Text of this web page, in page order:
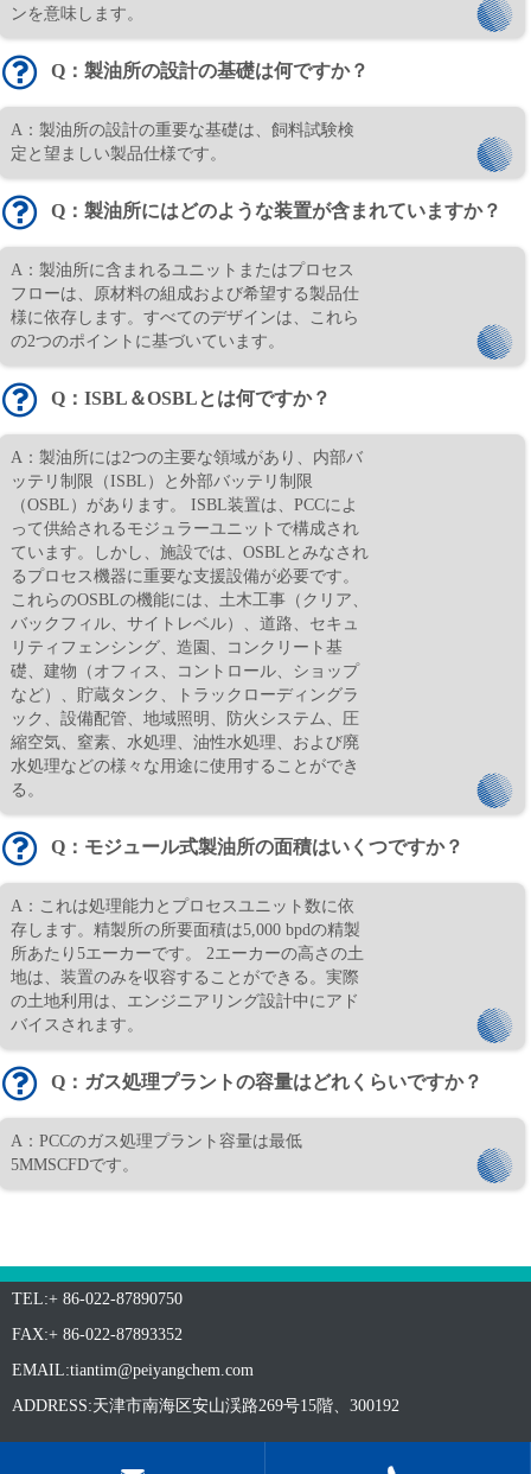
ンを意味します。
Q：製油所の設計の基礎は何ですか？
A：製油所の設計の重要な基礎は、飼料試験検
定と望ましい製品仕様です。
Q：製油所にはどのような装置が含まれていますか？
A：製油所に含まれるユニットまたはプロセス
フローは、原材料の組成および希望する製品仕
様に依存します。すべてのデザインは、これら
の2つのポイントに基づいています。
Q：ISBL＆OSBLとは何ですか？
A：製油所には2つの主要な領域があり、内部バ
ッテリ制限（ISBL）と外部バッテリ制限
（OSBL）があります。 ISBL装置は、PCCによ
って供給されるモジュラーユニットで構成され
ています。しかし、施設では、OSBLとみなされ
るプロセス機器に重要な支援設備が必要です。
これらのOSBLの機能には、土木工事（クリア、
バックフィル、サイトレベル）、道路、セキュ
リティフェンシング、造園、コンクリート基
礎、建物（オフィス、コントロール、ショップ
など）、貯蔵タンク、トラックローディングラ
ック、設備配管、地域照明、防火システム、圧
縮空気、窒素、水処理、油性水処理、および廃
水処理などの様々な用途に使用することができ
る。
Q：モジュール式製油所の面積はいくつですか？
A：これは処理能力とプロセスユニット数に依
存します。精製所の所要面積は5,000 bpdの精製
所あたり5エーカーです。 2エーカーの高さの土
地は、装置のみを収容することができる。実際
の土地利用は、エンジニアリング設計中にアド
バイスされます。
Q：ガス処理プラントの容量はどれくらいですか？
A：PCCのガス処理プラント容量は最低
5MMSCFDです。
TEL:+ 86-022-87890750
FAX:+ 86-022-87893352
EMAIL:tiantim@peiyangchem.com
ADDRESS:天津市南海区安山渓路269号15階、300192